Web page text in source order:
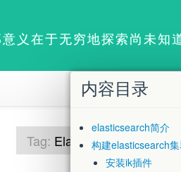
义在于无穷地探索尚未
Tag: Elasticsearch下的文
内容目录
elasticsearch简介
构建elasticsearch
安装ik插件